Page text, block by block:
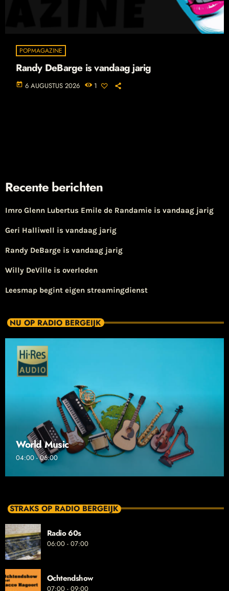
POPMAGAZINE
Randy DeBarge is vandaag jarig
today 6 AUGUSTUS 2026 1
Recente berichten
Imro Glenn Lubertus Emile de Randamie is vandaag jarig
Geri Halliwell is vandaag jarig
Randy DeBarge is vandaag jarig
Willy DeVille is overleden
Leesmap begint eigen streamingdienst
NU OP RADIO BERGEIJK
World Music
04:00 - 06:00
STRAKS OP RADIO BERGEIJK
Radio 60s
06:00 - 07:00
Ochtendshow
07:00 - 09:00